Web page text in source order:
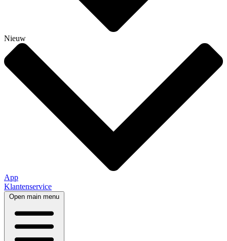
Nieuw
App
Klantenservice
Open main menu